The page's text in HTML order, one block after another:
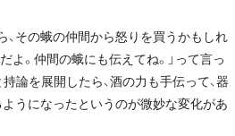
、その蛾の仲間から怒りを買うかもしれ
よ。仲間の蛾にも伝えてね。」って言っ
論を展開したら、酒の力も手伝って、器
うになったというのが微妙な変化があ